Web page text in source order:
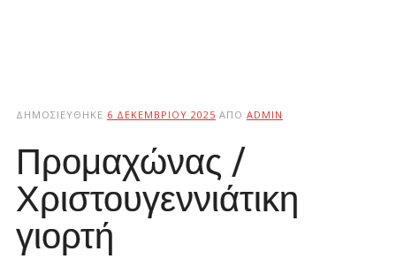
ΔΗΜΟΣΙΕΎΘΗΚΕ 6 ΔΕΚΕΜΒΡΊΟΥ 2025 ΑΠΌ ADMIN
Προμαχώνας /
Χριστουγεννιάτικη
γιορτή